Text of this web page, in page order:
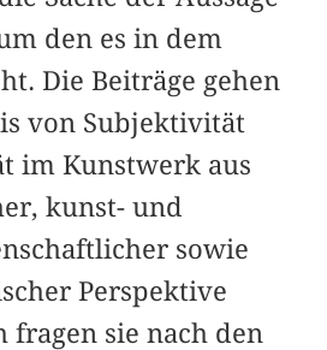
den es in dem
Die Beiträge gehen
von Subjektivität
im Kunstwerk aus
kunst- und
sowie
Perspektive
fragen sie nach den